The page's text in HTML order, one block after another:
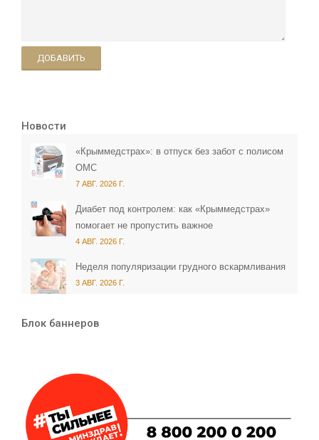
ДОБАВИТЬ
Новости
«Крыммедстрах»: в отпуск без забот с полисом
ОМС
7 АВГ. 2026 Г.
Диабет под контролем: как «Крыммедстрах»
помогает не пропустить важное
4 АВГ. 2026 Г.
Неделя популяризации грудного вскармливания
3 АВГ. 2026 Г.
Блок баннеров